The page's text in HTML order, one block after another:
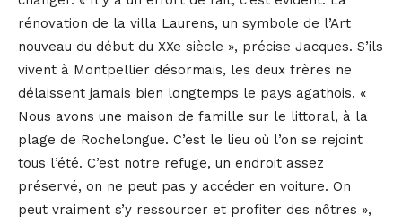
rénovation de la villa Laurens, un symbole de l’Art
nouveau du début du XXe siècle », précise Jacques. S’ils
vivent à Montpellier désormais, les deux frères ne
délaissent jamais bien longtemps le pays agathois. «
Nous avons une maison de famille sur le littoral, à la
plage de Rochelongue. C’est le lieu où l’on se rejoint
tous l’été. C’est notre refuge, un endroit assez
préservé, on ne peut pas y accéder en voiture. On
peut vraiment s’y ressourcer et profiter des nôtres »,